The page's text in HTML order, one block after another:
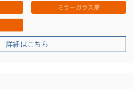
ミラーガラス扉
詳細はこちら